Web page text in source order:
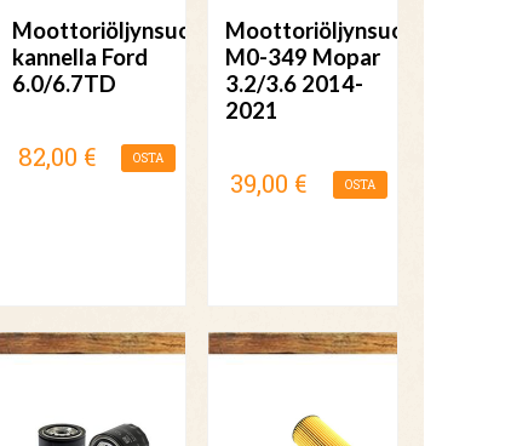
Moottoriöljynsuodatin
kannella Ford
6.0/6.7TD
82,00 € OSTA
Moottoriöljynsuodatin
M0-349 Mopar
3.2/3.6 2014-
2021
39,00 € OSTA